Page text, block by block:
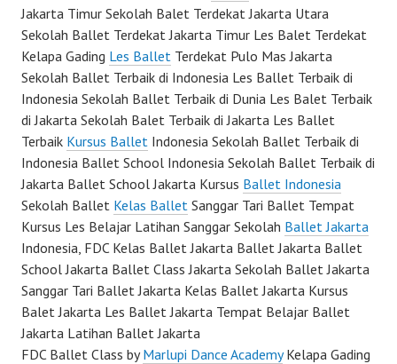
Jakarta Timur Sekolah Balet Terdekat Jakarta Utara
Sekolah Ballet Terdekat Jakarta Timur Les Balet Terdekat
Kelapa Gading Les Ballet Terdekat Pulo Mas Jakarta
Sekolah Ballet Terbaik di Indonesia Les Ballet Terbaik di
Indonesia Sekolah Ballet Terbaik di Dunia Les Balet Terbaik
di Jakarta Sekolah Balet Terbaik di Jakarta Les Ballet
Terbaik Kursus Ballet Indonesia Sekolah Ballet Terbaik di
Indonesia Ballet School Indonesia Sekolah Ballet Terbaik di
Jakarta Ballet School Jakarta Kursus Ballet Indonesia
Sekolah Ballet Kelas Ballet Sanggar Tari Ballet Tempat
Kursus Les Belajar Latihan Sanggar Sekolah Ballet Jakarta
Indonesia, FDC Kelas Ballet Jakarta Ballet Jakarta Ballet
School Jakarta Ballet Class Jakarta Sekolah Ballet Jakarta
Sanggar Tari Ballet Jakarta Kelas Ballet Jakarta Kursus
Balet Jakarta Les Ballet Jakarta Tempat Belajar Ballet
Jakarta Latihan Ballet Jakarta
FDC Ballet Class byMarlupi Dance AcademyKelapa Gading